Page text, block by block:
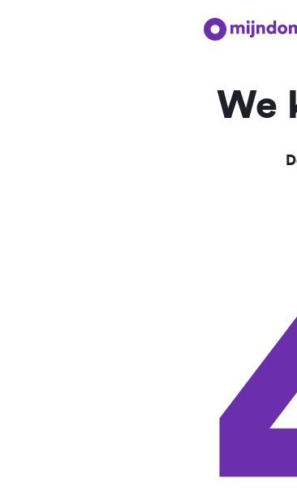
We